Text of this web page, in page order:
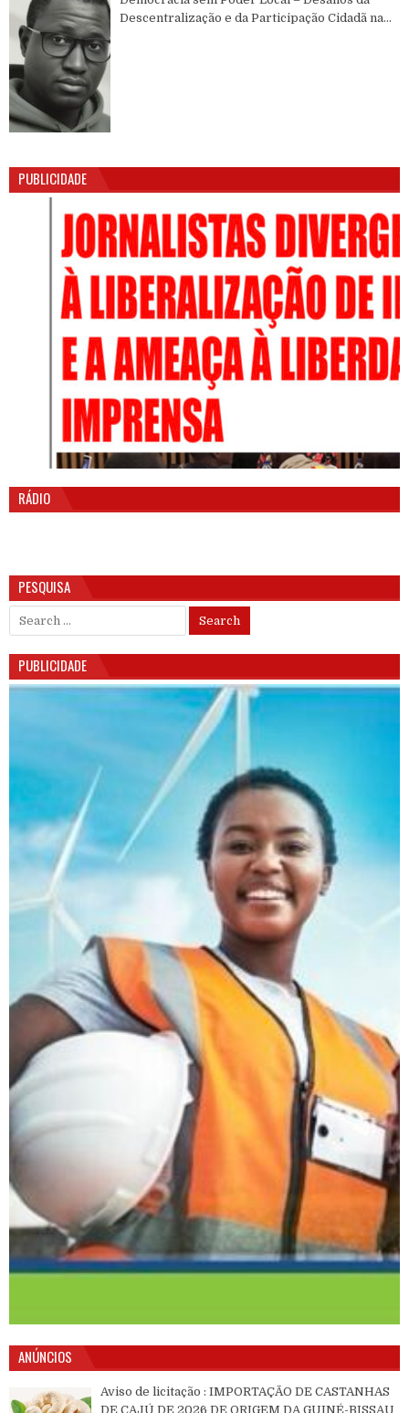
Descentralização e da Participação Cidadã na
PUBLICIDADE
RÁDIO
PESQUISA
Search for:
PUBLICIDADE
ANÚNCIOS
Aviso de licitação : IMPORTAÇÃO DE CASTANHAS
DE CAJÚ DE 2026 DE ORIGEM DA GUINÉ-BISSAU